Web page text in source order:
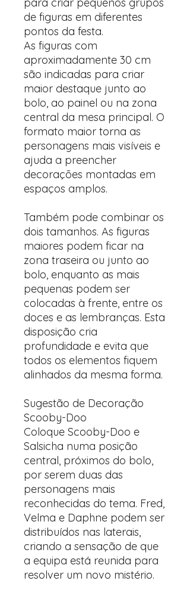
de figuras em diferentes
pontos da festa.
As figuras com
aproximadamente 30 cm
são indicadas para criar
maior destaque junto ao
bolo, ao painel ou na zona
central da mesa principal. O
formato maior torna as
personagens mais visíveis e
ajuda a preencher
decorações montadas em
espaços amplos.
Também pode combinar os
dois tamanhos. As figuras
maiores podem ficar na
zona traseira ou junto ao
bolo, enquanto as mais
pequenas podem ser
colocadas à frente, entre os
doces e as lembranças. Esta
disposição cria
profundidade e evita que
todos os elementos fiquem
alinhados da mesma forma.
Sugestão de Decoração
Scooby-Doo
Coloque Scooby-Doo e
Salsicha numa posição
central, próximos do bolo,
por serem duas das
personagens mais
reconhecidas do tema. Fred,
Velma e Daphne podem ser
distribuídos nas laterais,
criando a sensação de que
a equipa está reunida para
resolver um novo mistério.